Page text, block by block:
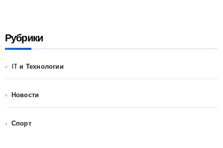
Рубрики
IT и Технологии
Новости
Спорт